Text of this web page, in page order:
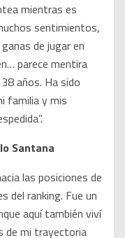
mientras es
sentimientos,
de jugar en
parece mentira
años. Ha sido
familia y mis
Santana
las posiciones de
del ranking. Fue un
aquí también viví
de mi trayectoria